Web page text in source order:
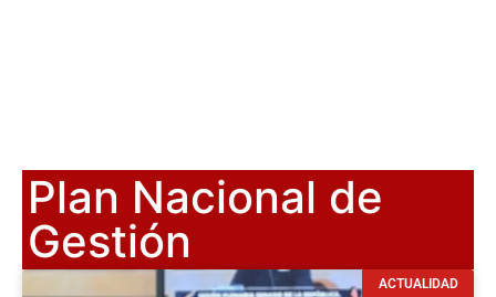
Plan Nacional de
Gestión
ACTUALIDAD